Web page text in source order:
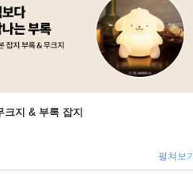
크지 & 부록 잡지
펼쳐보기